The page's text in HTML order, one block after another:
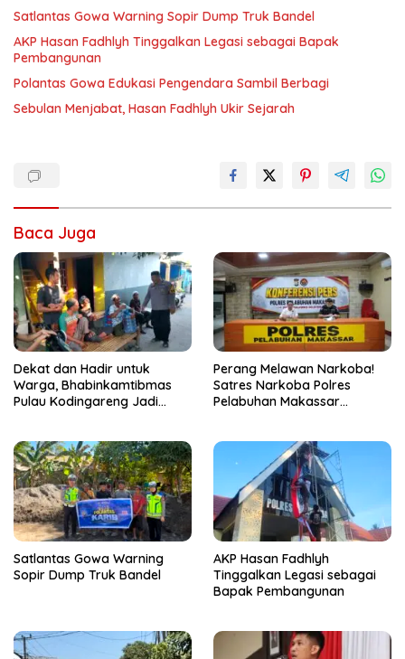
Satlantas Gowa Warning Sopir Dump Truk Bandel
AKP Hasan Fadhlyh Tinggalkan Legasi sebagai Bapak
Pembangunan
Polantas Gowa Edukasi Pengendara Sambil Berbagi
Sebulan Menjabat, Hasan Fadhlyh Ukir Sejarah
Baca Juga
Dekat dan Hadir untuk
Warga, Bhabinkamtibmas
Pulau Kodingareng Jadi
Perang Melawan Narkoba!
Satres Narkoba Polres
Pelabuhan Makassar
Satlantas Gowa Warning
Sopir Dump Truk Bandel
AKP Hasan Fadhlyh
Tinggalkan Legasi sebagai
Bapak Pembangunan